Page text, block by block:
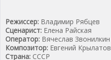
Режиссер: Владимир Рябцев
Сценарист: Елена Райская
Оператор: Вячеслав Звонилкин
Композитор: Евгений Крылатов
Страна: СССР